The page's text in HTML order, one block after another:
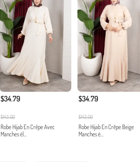
$34.79
$143.00
Robe Hijab En Crêpe Avec
Manches él...
$34.79
$143.00
Robe Hijab En Crêpe Beige
Manches é...